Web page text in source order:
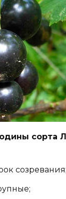
сорта
созревания;